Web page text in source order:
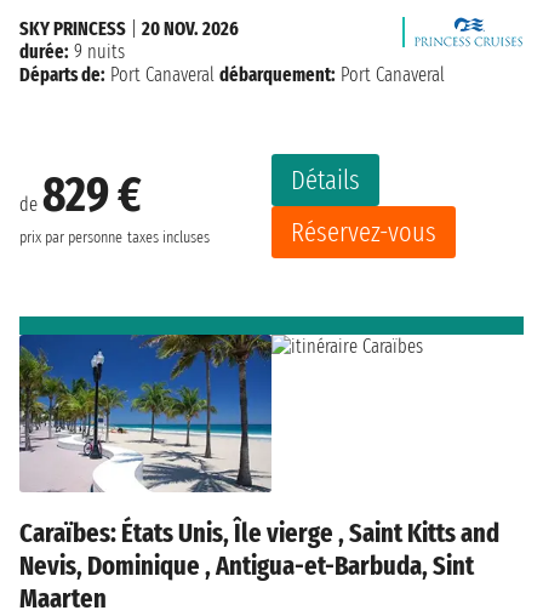
de 829 €
prix par personne taxes incluses
Détails
Réservez-vous
SKY PRINCESS
20 NOV. 2026
durée: 9 nuits
Départs de: Port Canaveral débarquement: Port Canaveral
Caraïbes: États Unis, Île vierge , Saint Kitts and
Nevis, Dominique , Antigua-et-Barbuda, Sint
Maarten